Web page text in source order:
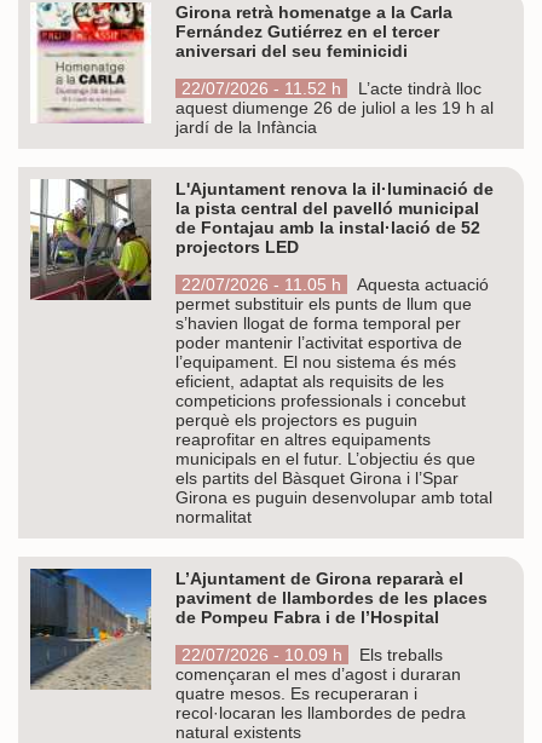
Girona retrà homenatge a la Carla
Fernández Gutiérrez en el tercer
aniversari del seu feminicidi
22/07/2026 - 11.52 h
L’acte tindrà lloc
aquest diumenge 26 de juliol a les 19 h al
jardí de la Infància
L'Ajuntament renova la il·luminació de
la pista central del pavelló municipal
de Fontajau amb la instal·lació de 52
projectors LED
22/07/2026 - 11.05 h
Aquesta actuació
permet substituir els punts de llum que
s’havien llogat de forma temporal per
poder mantenir l’activitat esportiva de
l’equipament. El nou sistema és més
eficient, adaptat als requisits de les
competicions professionals i concebut
perquè els projectors es puguin
reaprofitar en altres equipaments
municipals en el futur. L’objectiu és que
els partits del Bàsquet Girona i l’Spar
Girona es puguin desenvolupar amb total
normalitat
L’Ajuntament de Girona repararà el
paviment de llambordes de les places
de Pompeu Fabra i de l’Hospital
22/07/2026 - 10.09 h
Els treballs
començaran el mes d’agost i duraran
quatre mesos. Es recuperaran i
recol·locaran les llambordes de pedra
natural existents